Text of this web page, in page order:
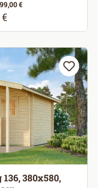
€
380x580,